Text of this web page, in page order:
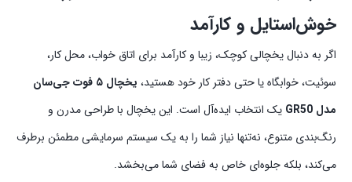
خوش‌استایل و کارآمد
اگر به دنبال یخچالی کوچک، زیبا و کارآمد برای اتاق خواب، محل کار،
سوئیت، خوابگاه یا حتی دفتر کار خود هستید،
یخچال ۵ فوت جی‌سان
مدل GR50
یک انتخاب ایده‌آل است. این یخچال با طراحی مدرن و
رنگ‌بندی متنوع، نه‌تنها نیاز شما را به یک سیستم سرمایشی مطمئن برطرف
می‌کند، بلکه جلوه‌ای خاص به فضای شما می‌بخشد.